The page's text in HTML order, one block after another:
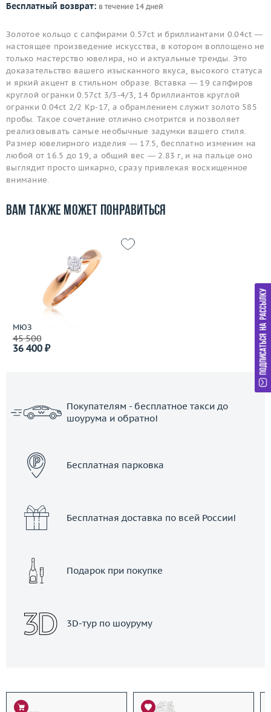
Бесплатный возврат: в течение 14 дней
Золотое кольцо с сапфирами 0.57ct и бриллиантами 0.04ct —
настоящее произведение искусства, в котором воплощено не
только мастерство ювелира, но и актуальные тренды. Это
доказательство вашего изысканного вкуса, высокого статуса
и яркий акцент в стильном образе. Вставка — 19 сапфиров
круглой огранки 0.57ct 3/3-4/3, 14 бриллиантов круглой
огранки 0.04ct 2/2 Кр-17, а обрамлением служит золото 585
пробы. Такое сочетание отлично смотрится и позволяет
реализовывать самые необычные задумки вашего стиля.
Размер ювелирного изделия — 17.5, бесплатно изменим на
любой от 16.5 до 19, а общий вес — 2.83 г, и на пальце оно
выглядит просто шикарно, сразу привлекая восхищенное
внимание.
Вам также может понравиться
МЮЗ
45 500
36 400 ₽
Покупателям - бесплатное такси до
шоурума и обратно!
Бесплатная парковка
Бесплатная доставка по всей России!
Подарок при покупке
3D-тур по шоуруму